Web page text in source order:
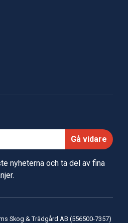
Gå vidare
nyheterna och ta del av fina
Skog & Trädgård AB (556500-7357)